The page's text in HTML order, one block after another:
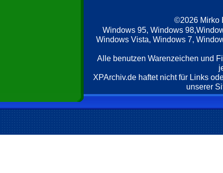
©2026 Mirko
Windows 95, Windows
Windows Vista, Windows 7,
Alle benutzen Warenzeichen und
XPArchiv.de haftet nicht für Links
unserer